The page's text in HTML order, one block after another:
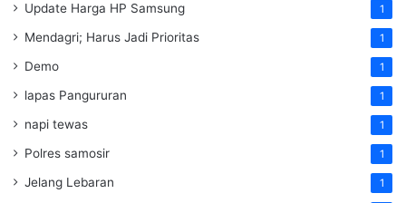
Update Harga HP Samsung 1
Mendagri; Harus Jadi Prioritas 1
Demo 1
lapas Pangururan 1
napi tewas 1
Polres samosir 1
Jelang Lebaran 1